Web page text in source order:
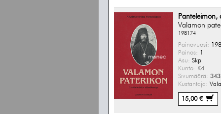
Valamon
198174
Painovuosi:
Painos:
Asu: Skp
Kunto: K4
Sivumäärä:
Kustantaja:
15,00 €